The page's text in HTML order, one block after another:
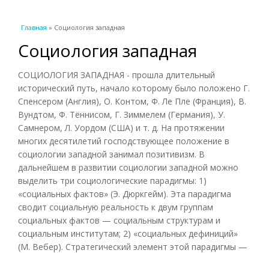
Вы здесь
Главная » Социология западная
Социология западная
СОЦИОЛОГИЯ ЗАПАДНАЯ - прошла длительный
исторический путь, начало которому было положено Г.
Спенсером (Англия), О. Контом, Ф. Ле Пле (Франция), B.
Вундтом, Ф. Тённисом, Г. Зиммелем (Германия), У.
Самнером, Л. Уордом (США) и т. д. На протяжении
многих десятилетий господствующее положение в
социологии западной занимал позитивизм. В
дальнейшем в развитии социологии западной можно
выделить три социологические парадигмы: 1)
«социальных фактов» (Э. Дюркгейм). Эта парадигма
сводит социальную реальность к двум группам
социальных фактов — социальным структурам и
социальным институтам; 2) «социальных дефиниций»
(М. Вебер). Стратегический элемент этой парадигмы —